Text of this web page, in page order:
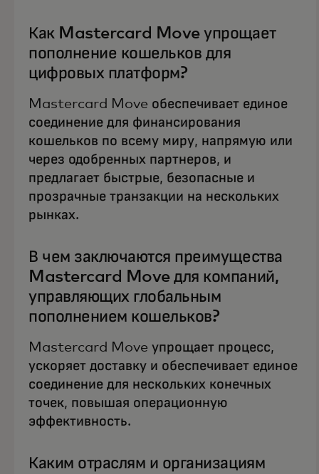
Как Mastercard Move упрощает
пополнение кошельков для
цифровых платформ?
Mastercard Move обеспечивает единое
соединение для финансирования
кошельков по всему миру, напрямую или
через одобренных партнеров, и
предлагает быстрые, безопасные и
прозрачные транзакции на нескольких
рынках.
В чем заключаются преимущества
Mastercard Move для компаний,
управляющих глобальным
пополнением кошельков?
Mastercard Move упрощает процесс,
ускоряет доставку и обеспечивает единое
соединение для нескольких конечных
точек, повышая операционную
эффективность.
Каким отраслям и организациям